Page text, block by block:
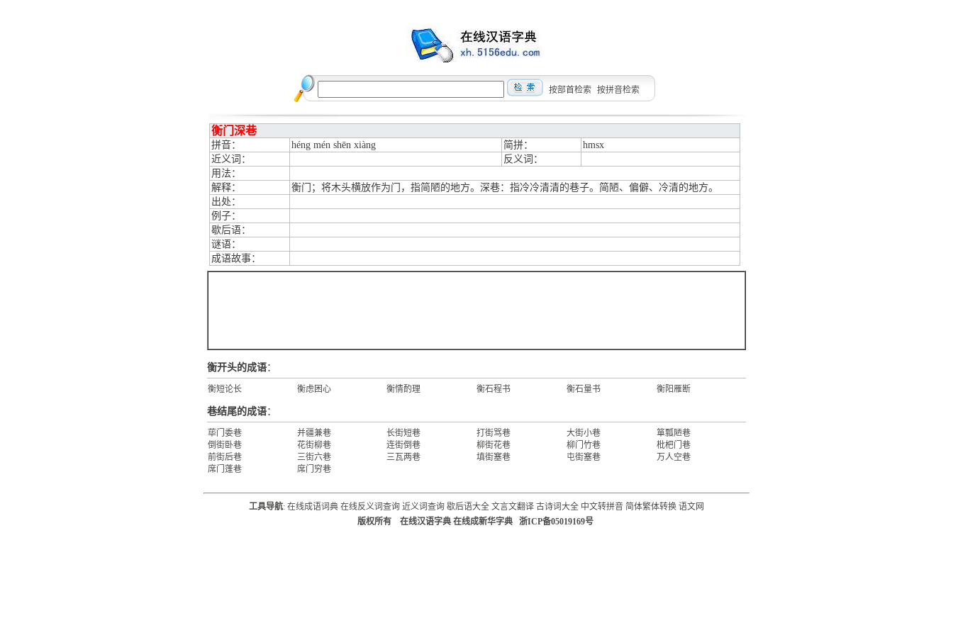
按部首检索 按拼音检索
衡门深巷
拼音： héng mén shēn xiàng 简拼：
hmsx
近义词：
反义词：
用法：
解释：
衡门；将木头横放作为门，指简陋的地方。深巷：指冷冷清清的巷子。简陋、偏僻、冷清的地方。
出处：
例子：
歇后语：
谜语：
成语故事：
衡开头的成语：
衡短论长 衡虑困心 衡情酌理 衡石程书 衡石量书 衡阳雁断
巷结尾的成语：
荜门委巷 并疆兼巷 长街短巷 打街骂巷 大街小巷
箪瓢陋巷
倒街卧巷
花街柳巷 连街倒巷 柳街花巷 柳门竹巷
枇杷门巷
前街后巷
三街六巷 三瓦两巷 填街塞巷 屯街塞巷
万人空巷
席门蓬巷
席门穷巷
工具导航: 在线成语词典 在线反义词查询 近义词查询 歇后语大全 文言文翻译 古诗词大全 中文转拼音 简体繁体转换 语文网
版权所有 在线汉语字典 在线成新华字典 浙ICP备05019169号